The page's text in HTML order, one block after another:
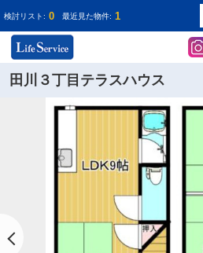
検討リスト: 0 最近見た物件: 1
田川３丁目テラスハウス